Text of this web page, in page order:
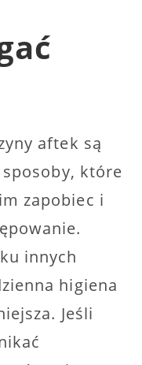
aftek są
które
zapobiec i
innych
higiena
Jeśli